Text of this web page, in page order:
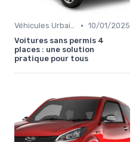
Véhicules Urbains • 10/01/2025
Voitures sans permis 4
places : une solution
pratique pour tous